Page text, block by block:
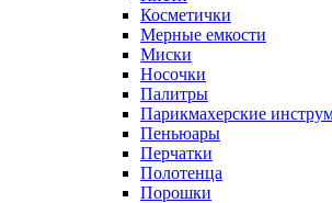
Косметички
Мерные емкости
Миски
Носочки
Палитры
Парикмахерские
Пеньюары
Перчатки
Полотенца
Порошки